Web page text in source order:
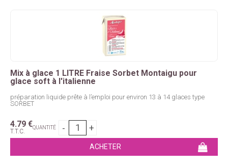
Mix à glace 1 LITRE Fraise Sorbet Montaigu pour
glace soft à l'italienne
préparation liquide prête à l’emploi pour environ 13 à 14 glaces type
SORBET
4.79 €
T.T.C. QUANTITÉ